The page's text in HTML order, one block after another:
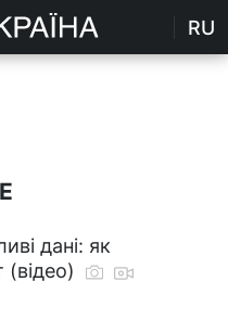
RU
дані: як
(відео)